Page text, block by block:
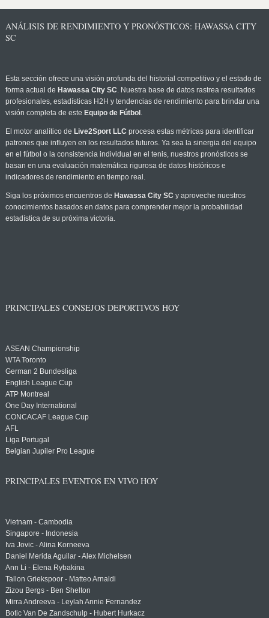
ANÁLISIS DE RENDIMIENTO Y PRONÓSTICOS: HAWASSA CITY
SC
Esta sección ofrece una visión profunda del historial competitivo y el estado de
forma actual de Hawassa City SC. Nuestra base de datos rastrea resultados
profesionales, estadísticas H2H y tendencias de rendimiento para brindar una
visión completa de este Equipo de Fútbol .
El motor analítico de Live2Sport LLC procesa estas métricas para identificar
patrones que influyen en los resultados futuros. Ya sea la sinergia del equipo
en el fútbol o la consistencia individual en el tenis, nuestros pronósticos se
basan en una evaluación matemática rigurosa de datos históricos e
indicadores de rendimiento en tiempo real.
Siga los próximos encuentros de Hawassa City SC y aproveche nuestros
conocimientos basados en datos para comprender mejor la probabilidad
estadística de su próxima victoria.
PRINCIPALES CONSEJOS DEPORTIVOS HOY
ASEAN Championship
WTA Toronto
German 2 Bundesliga
English League Cup
ATP Montreal
One Day International
CONCACAF League Cup
AFL
Liga Portugal
Belgian Jupiler Pro League
PRINCIPALES EVENTOS EN VIVO HOY
Vietnam - Cambodia
Singapore - Indonesia
Iva Jovic - Alina Korneeva
Daniel Merida Aguilar - Alex Michelsen
Ann Li - Elena Rybakina
Tallon Griekspoor - Matteo Arnaldi
Zizou Bergs - Ben Shelton
Mirra Andreeva - Leylah Annie Fernandez
Botic Van De Zandschulp - Hubert Hurkacz